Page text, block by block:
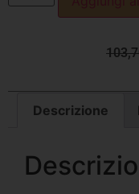
Descrizione